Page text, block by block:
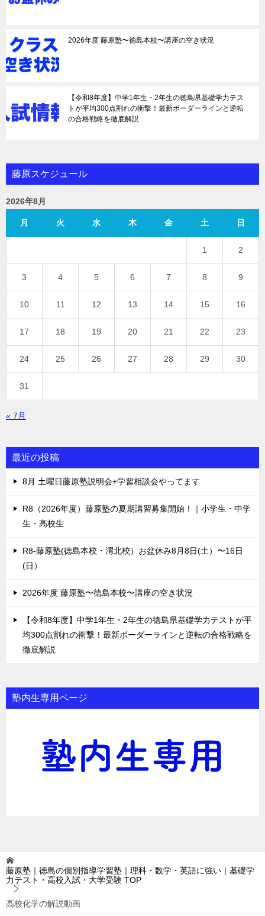
2026年度 藤原塾〜徳島本校〜講座の空き状況
【令和8年度】中学1年生・2年生の徳島県基礎学力テス
トが平均300点割れの衝撃！最新ボーダーラインと逆転
の合格戦略を徹底解説
藤原スケジュール
2026年8月
月 火 水 木 金 土 日
1 2
3 4 5 6 7 8 9
10 11 12 13 14 15 16
17 18 19 20 21 22 23
24 25 26 27 28 29 30
31
« 7月
最近の投稿
8月 土曜日藤原塾説明会+学習相談会やってます
R8（2026年度）藤原塾の夏期講習募集開始！｜小学生・中学
生・高校生
R8-藤原塾(徳島本校・渭北校）お盆休み8月8日(土）〜16日
(日）
2026年度 藤原塾〜徳島本校〜講座の空き状況
【令和8年度】中学1年生・2年生の徳島県基礎学力テストが平
均300点割れの衝撃！最新ボーダーラインと逆転の合格戦略を
徹底解説
塾内生専用ページ
藤原塾｜徳島の個別指導学習塾｜理科・数学・英語に強い｜基礎学
力テスト・高校入試・大学受験 TOP
高校化学の解説動画